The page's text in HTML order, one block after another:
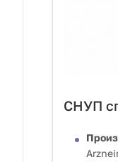
СНУП